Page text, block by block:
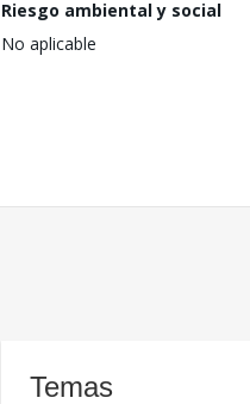
Riesgo ambiental y social
No aplicable
Temas